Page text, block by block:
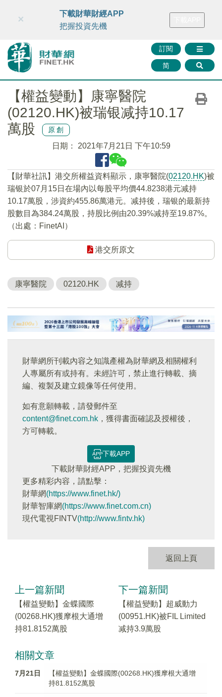
財華智庫網 FINTV FINMETA 財華證券 媒體矩陣
訂閱
简
×
下載財華財經APP
把握投資先機
【權益變動】康寧醫院
(02120.HK)被瑞银减持10.17
萬股
原創
日期： 2021年7月21日 下午10:59
【財華社訊】港交所權益資料顯示，康寧醫院(02120.HK)被
瑞银於07月15日在場內以每股平均價44.8238港元减持
10.17萬股，涉資約455.86萬港元。减持後，瑞银的最新持
股數目為384.24萬股，持股比例由20.39%减持至19.87%。
（出處：FinetAI）
港交所原文
康寧醫院 02120.HK 减持
財華網所刊載內容之知識產權為財華網及相關權利
人專屬所有或持有。未經許可，禁止進行轉載、摘
編、複製及建立鏡像等任何使用。
如有意願轉載，請發郵件至
content@finet.com.hk ，獲得書面確認及授權後，
方可轉載。
下載APP
下載財華財經APP，把握投資先機
更多精彩内容，請點擊：
財華網(https://www.finet.hk/)
財華智庫網(https://www.finet.com.cn)
現代電視FINTV(http://www.fintv.hk)
返回上頁
上一篇新聞
【權益變動】金蝶國際
(00268.HK)獲摩根大通增
持81.8152萬股
下一篇新聞
【權益變動】超威動力
(00951.HK)被FIL Limited
减持3.9萬股
相關文章
7月21日
【權益變動】金蝶國際(00268.HK)獲摩根大通增
持81.8152萬股